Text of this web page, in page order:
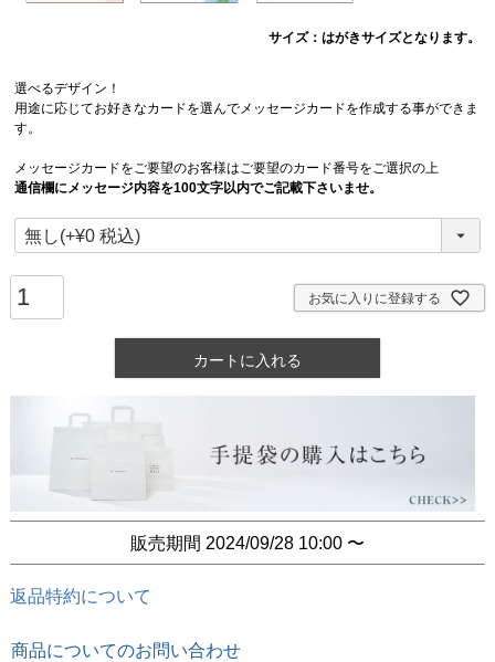
サイズ：はがきサイズとなります。
選べるデザイン！
用途に応じてお好きなカードを選んでメッセージカードを作成する事ができま
す。
メッセージカードをご要望のお客様はご要望のカード番号をご選択の上
通信欄にメッセージ内容を100文字以内でご記載下さいませ。
お気に入りに登録する
カートに入れる
販売期間 2024/09/28 10:00 〜
返品特約について
商品についてのお問い合わせ